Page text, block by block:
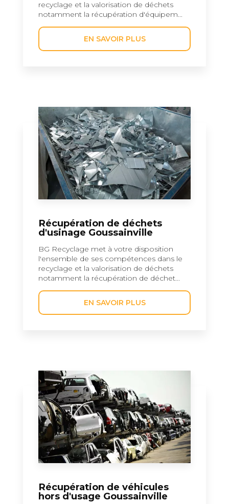
recyclage et la valorisation de déchets
notamment la récupération d'équipem...
EN SAVOIR PLUS
Récupération de déchets
d'usinage Goussainville
BG Recyclage met à votre disposition
l'ensemble de ses compétences dans le
recyclage et la valorisation de déchets
notamment la récupération de déchet...
EN SAVOIR PLUS
Récupération de véhicules
hors d'usage Goussainville